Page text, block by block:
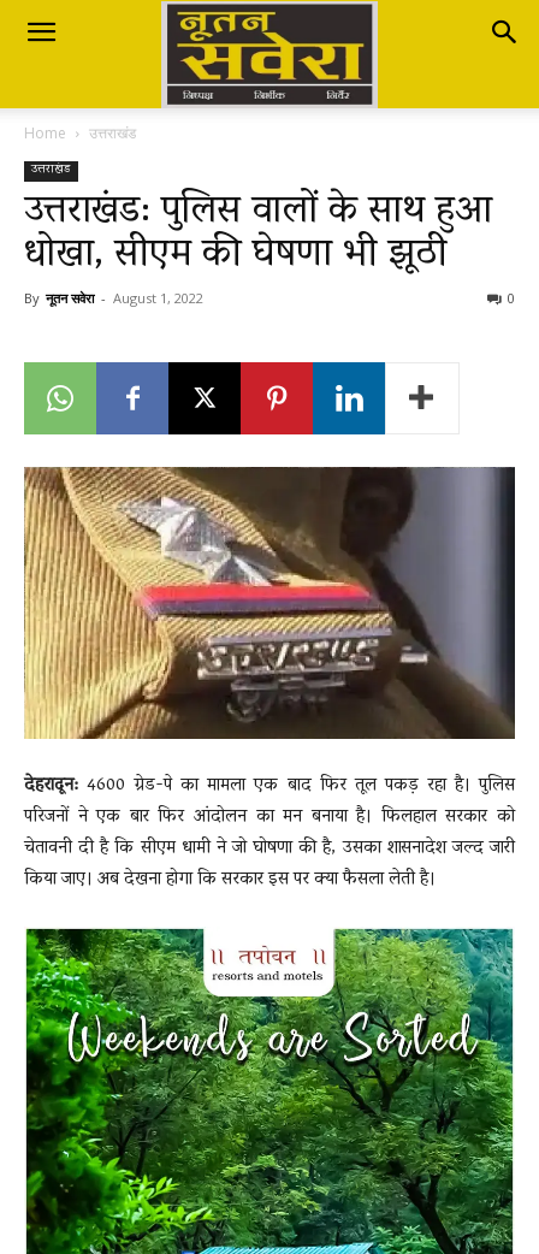
Nutan
Savera
नूतन
Breaking
News
LIVE
Home उत्तराखंड
उत्तराखंड
उत्तराखंड: पुलिस वालों के साथ हुआ
धोखा, सीएम की घेषणा भी झूठी
By नूतन सवेरा - August 1, 2022 0
देहरादून: 4600 ग्रेड-पे का मामला एक बाद फिर तूल पकड़ रहा है। पुलिस
परिजनों ने एक बार फिर आंदोलन का मन बनाया है। फिलहाल सरकार को
चेतावनी दी है कि सीएम धामी ने जो घोषणा की है, उसका शासनादेश जल्द जारी
किया जाए। अब देखना होगा कि सरकार इस पर क्या फैसला लेती है।